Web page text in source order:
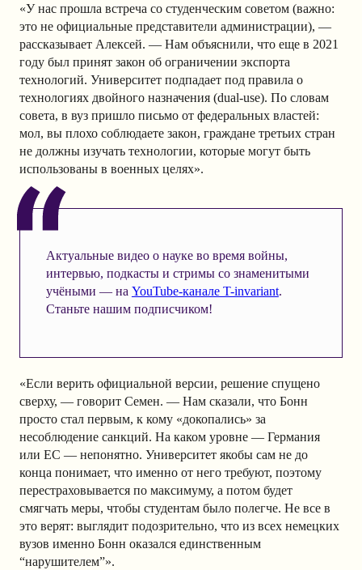
«У нас прошла встреча со студенческим советом (важно:
это не официальные представители администрации), —
рассказывает Алексей. — Нам объяснили, что еще в 2021
году был принят закон об ограничении экспорта
технологий. Университет подпадает под правила о
технологиях двойного назначения (dual-use). По словам
совета, в вуз пришло письмо от федеральных властей:
мол, вы плохо соблюдаете закон, граждане третьих стран
не должны изучать технологии, которые могут быть
использованы в военных целях».
Актуальные видео о науке во время войны,
интервью, подкасты и стримы со знаменитыми
учёными — на YouTube-канале T-invariant.
Станьте нашим подписчиком!
«Если верить официальной версии, решение спущено
сверху, — говорит Семен. — Нам сказали, что Бонн
просто стал первым, к кому «докопались» за
несоблюдение санкций. На каком уровне — Германия
или ЕС — непонятно. Университет якобы сам не до
конца понимает, что именно от него требуют, поэтому
перестраховывается по максимуму, а потом будет
смягчать меры, чтобы студентам было полегче. Не все в
это верят: выглядит подозрительно, что из всех немецких
вузов именно Бонн оказался единственным
“нарушителем”».